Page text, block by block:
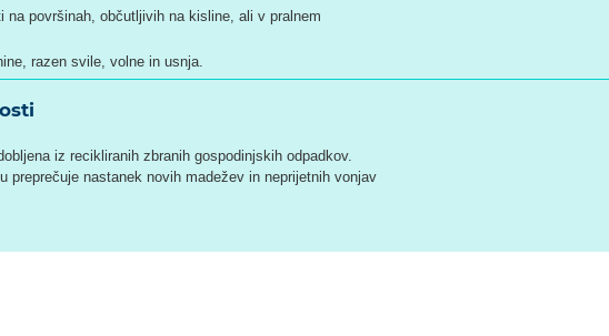
na površinah, občutljivih na kisline, ali v pralnem
razen svile, volne in usnja.
iz recikliranih zbranih gospodinjskih odpadkov.
preprečuje nastanek novih madežev in neprijetnih vonjav